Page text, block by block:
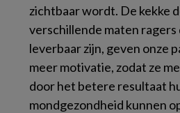
zichtbaar wordt. De kekke
verschillende maten
leverbaar zijn, geven onze
meer motivatie, zodat ze
door het betere resultaat
mondgezondheid kunnen